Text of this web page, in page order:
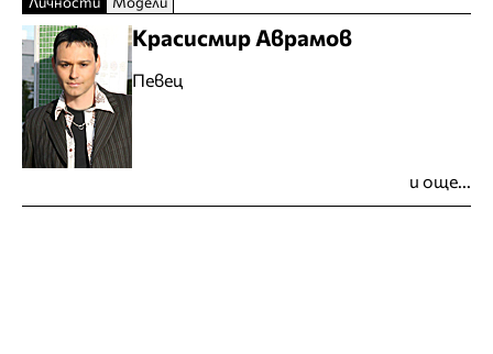
Красисмир Аврамов
Певец
и още...